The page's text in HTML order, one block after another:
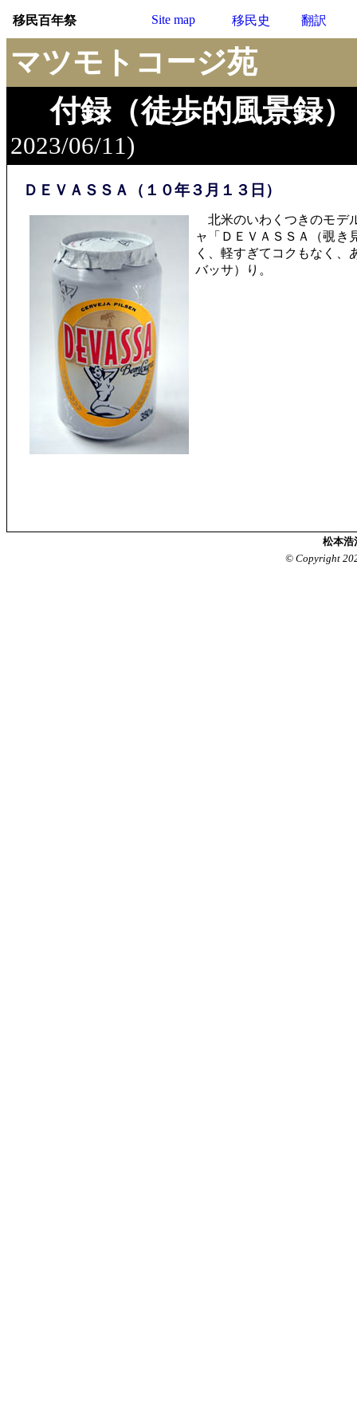
移民百年祭 Site map 移民史 翻訳
マツモトコージ苑
付録（徒歩的風景録）
2023/06/11)
ＤＥＶＡＳＳＡ（１０年３月１３日）
北米のいわくつきのモデ
ャ「ＤＥＶＡＳＳＡ（覗き
く、軽すぎてコクもなく、
バッサ）り。
松本
© Copyright